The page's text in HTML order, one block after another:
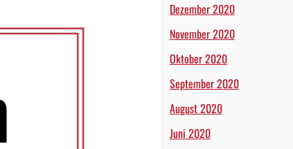
Dezember 2020
November 2020
Oktober 2020
September 2020
August 2020
Juni 2020